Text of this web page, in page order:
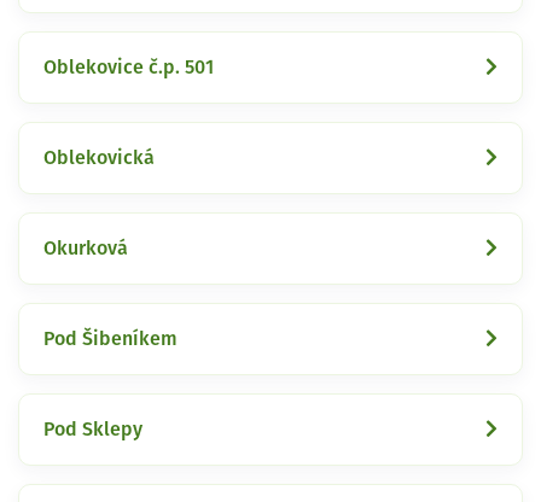
Oblekovice č.p. 501
Oblekovická
Okurková
Pod Šibeníkem
Pod Sklepy